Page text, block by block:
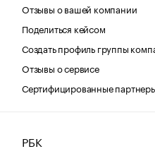
Отзывы о вашей компании
Поделиться кейсом
Создать профиль группы
Отзывы о сервисе
Сертифицированные
РБК